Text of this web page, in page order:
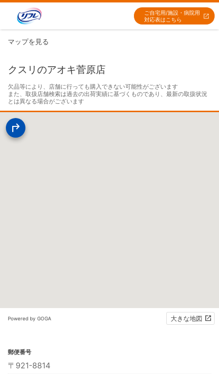
ご自宅用/施設・病院用
対応表はこちら
マップを見る
クスリのアオキ菅原店
欠品等により、店舗に行っても購入できない可能性がございます
また、取扱店舗検索は過去の出荷実績に基づくものであり、最新の取扱状況
とは異なる場合がございます
Powered by GOGA 大きな地図
郵便番号
〒921-8814